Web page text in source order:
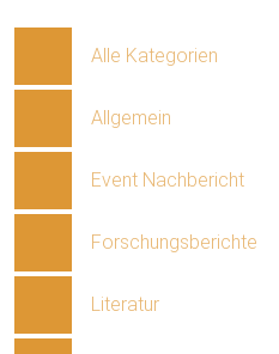
Alle Kategorien
Allgemein
Event Nachbericht
Forschungsberichte
Literatur